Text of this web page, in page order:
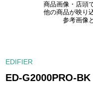
商品画像・店頭
他の商品が映り
参考画像
EDIFIER
ED-G2000PRO-